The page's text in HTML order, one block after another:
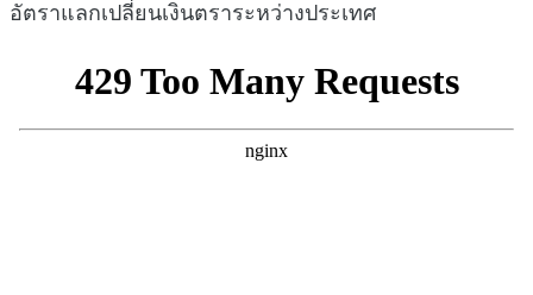
อัตราแลกเปลี่ยนเงินตราระหว่างประเทศ